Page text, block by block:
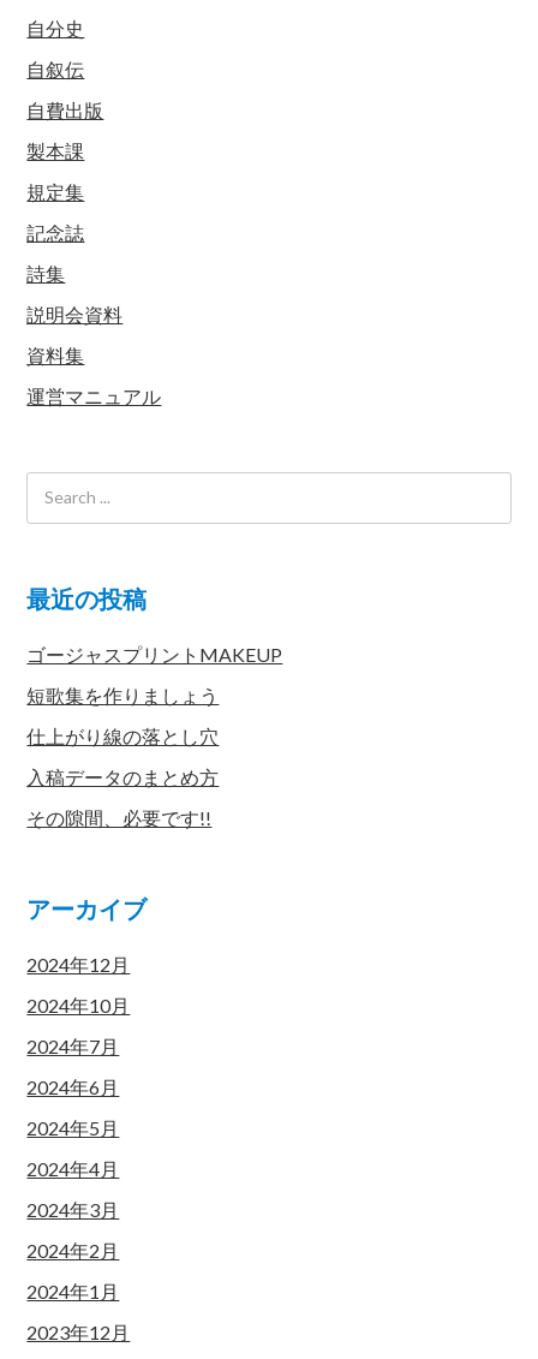
自分史
自叙伝
自費出版
製本課
規定集
記念誌
詩集
説明会資料
資料集
運営マニュアル
最近の投稿
ゴージャスプリントMAKEUP
短歌集を作りましょう
仕上がり線の落とし穴
入稿データのまとめ方
その隙間、必要です!!
アーカイブ
2024年12月
2024年10月
2024年7月
2024年6月
2024年5月
2024年4月
2024年3月
2024年2月
2024年1月
2023年12月